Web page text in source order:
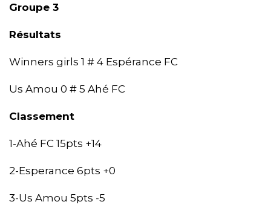
Groupe 3
Résultats
Winners girls 1 # 4 Espérance FC
Us Amou 0 # 5 Ahé FC
Classement
1-Ahé FC 15pts +14
2-Esperance 6pts +0
3-Us Amou 5pts -5